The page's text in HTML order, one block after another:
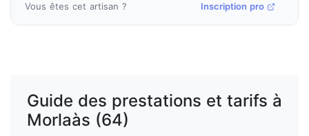
Vous êtes cet artisan ? Inscription pro
Guide des prestations et tarifs à
Morlaàs (64)